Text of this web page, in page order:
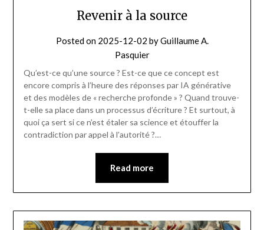
Revenir à la source
Posted on 2025-12-02 byGuillaume A.
Pasquier
Qu’est-ce qu’une source ? Est-ce que ce concept est
encore compris à l’heure des réponses par IA générative
et des modèles de « recherche profonde » ? Quand trouve-
t-elle sa place dans un processus d’écriture ? Et surtout, à
quoi ça sert si ce n’est étaler sa science et étouffer la
contradiction par appel à l’autorité ?…
Read more